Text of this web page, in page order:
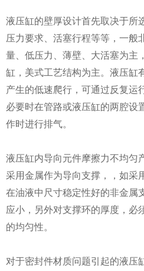
液压缸的壁厚设计首先取决于所
压力要求、活塞行程等等，一般
量、低压力、薄壁、大活塞为主
缸，美式工艺结构为主。液压缸
产生的低速爬行，可通过反复运
必要时在管路或液压缸的两腔设
作时进行排气。
液压缸内导向元件摩擦力不均匀
采用金属作为导向支撑，，如采
在油液中尺寸稳定性好的非金属
应小，另外对支撑环的厚度，必
的均匀性。
对于密封件材质问题引起的液压